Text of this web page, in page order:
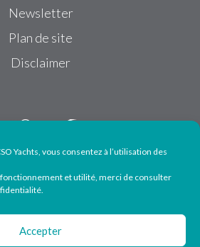
Yachts, vous consentez à l’utilisation des
et utilité, merci de consulter
Accepter
Newsletter
Plan de site
Disclaimer
Suivez-nous